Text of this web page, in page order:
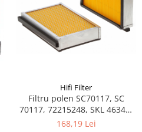
Hifi Filter
Filtru polen SC70117, SC
70117, 72215248, SKL 46346,
SKL46346
168,19 Lei